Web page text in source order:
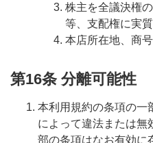
株主を全議決権
等、支配権に実
本店所在地、商
第16条 分離可能性
本利用規約の条項の一
によって違法または無
部の条項はなお有効に